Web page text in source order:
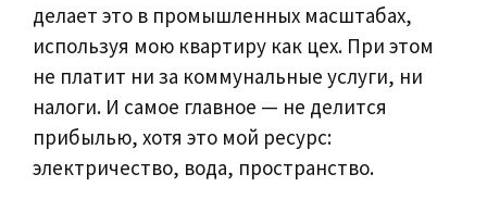
делает это в промышленных масштабах,
используя мою квартиру как цех. При этом
не платит ни за коммунальные услуги, ни
налоги. И самое главное — не делится
прибылью, хотя это мой ресурс:
электричество, вода, пространство.